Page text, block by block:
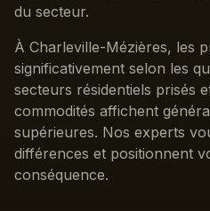
du secteur.
À Charleville-Mézières, les
significativement selon les
secteurs résidentiels prisés
commodités affichent
supérieures. Nos experts
différences et positionnent
conséquence.